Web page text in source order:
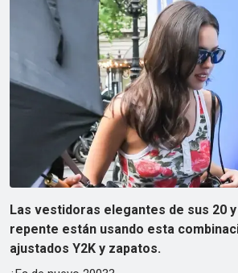
Las vestidoras elegantes de sus 20 y
repente están usando esta
ajustados Y2K y zapatos.